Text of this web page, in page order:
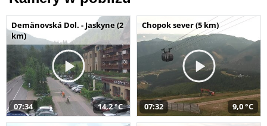
Demänovská Dol. - Jaskyne (2
km)
07:34 14,2 °C
Chopok sever (5 km)
07:32 9,0 °C